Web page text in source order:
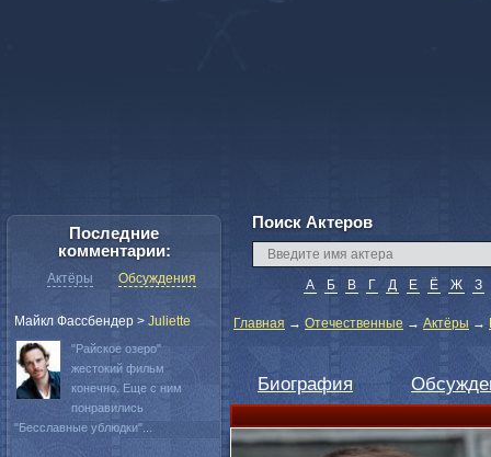
Поиск Актеров
А Б В Г Д Е Ё Ж З
Главная → Отечественные → Актёры →
Биография
Последние
комментарии:
Актёры Обсуждения
Майкл Фассбендер > Juliette
"Райское озеро"
жестокий фильм
конечно. Еще с ним
понравились
"Бесславные ублюдки"...